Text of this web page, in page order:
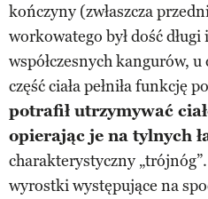
kończyny (zwłaszcza
workowatego był dość
współczesnych kangurów,
część ciała pełniła funkcję
potrafił utrzymywać
opierając je na tylnych
charakterystyczny
wyrostki występujące na